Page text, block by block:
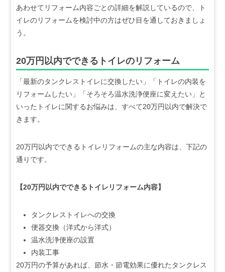
あわせてリフォーム内容ごとの詳細を解説しているので、ト
イレのリフォームを検討中の方はぜひ目を通しておきましょ
う。
20万円以内でできるトイレのリフォーム
「最新のタンクレストイレに交換したい」「トイレの内装を
リフォームしたい」「そろそろ温水洗浄便座に変えたい」と
いったトイレに関するお悩みは、すべて20万円以内で解決で
きます。
20万円以内でできるトイレリフォームの主な内容は、下記の
通りです。
【20万円以内でできるトイレリフォーム内容】
タンクレストイレへの交換
便器交換（洋式から洋式）
温水洗浄便座の設置
内装工事
20万円の予算があれば、節水・節電効果に優れたタンクレス